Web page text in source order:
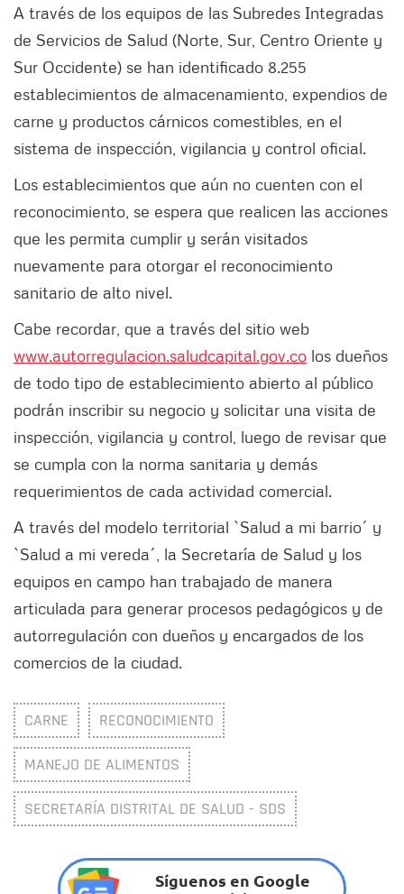
A través de los equipos de las Subredes Integradas
de Servicios de Salud (Norte, Sur, Centro Oriente y
Sur Occidente) se han identificado 8.255
establecimientos de almacenamiento, expendios de
carne y productos cárnicos comestibles, en el
sistema de inspección, vigilancia y control oficial.
Los establecimientos que aún no cuenten con el
reconocimiento, se espera que realicen las acciones
que les permita cumplir y serán visitados
nuevamente para otorgar el reconocimiento
sanitario de alto nivel.
Cabe recordar, que a través del sitio web
www.autorregulacion.saludcapital.gov.co los dueños
de todo tipo de establecimiento abierto al público
podrán inscribir su negocio y solicitar una visita de
inspección, vigilancia y control, luego de revisar que
se cumpla con la norma sanitaria y demás
requerimientos de cada actividad comercial.
A través del modelo territorial `Salud a mi barrio´ y
`Salud a mi vereda´, la Secretaría de Salud y los
equipos en campo han trabajado de manera
articulada para generar procesos pedagógicos y de
autorregulación con dueños y encargados de los
comercios de la ciudad.
CARNE RECONOCIMIENTO
MANEJO DE ALIMENTOS
SECRETARÍA DISTRITAL DE SALUD - SDS
Síguenos en Google